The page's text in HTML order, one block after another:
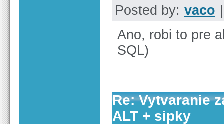
Posted by: vaco
Ano, robi to pre
SQL)
Re: Vytvaranie
ALT + sipky